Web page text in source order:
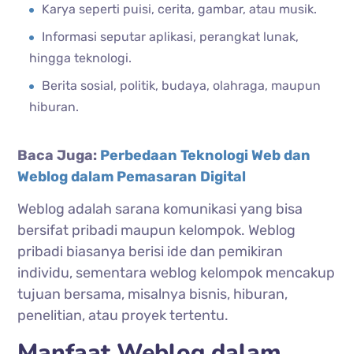
Karya seperti puisi, cerita, gambar, atau musik.
Informasi seputar aplikasi, perangkat lunak,
hingga teknologi.
Berita sosial, politik, budaya, olahraga, maupun
hiburan.
Baca Juga: Perbedaan Teknologi Web dan
Weblog dalam Pemasaran Digital
Weblog adalah sarana komunikasi yang bisa
bersifat pribadi maupun kelompok. Weblog
pribadi biasanya berisi ide dan pemikiran
individu, sementara weblog kelompok mencakup
tujuan bersama, misalnya bisnis, hiburan,
penelitian, atau proyek tertentu.